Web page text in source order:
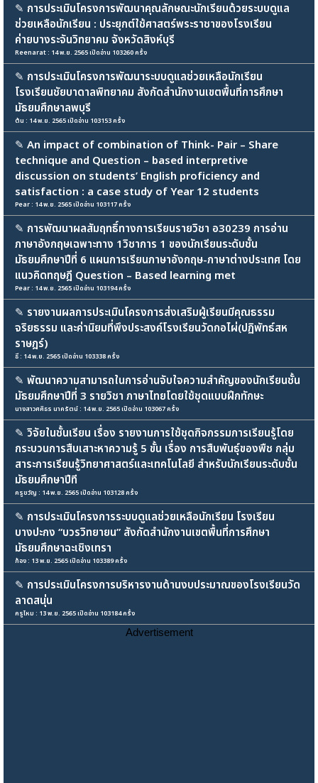
✎ การประเมินโครงการพัฒนาคุณลักษณะนักเรียนด้วยระบบดูแล
ช่วยเหลือนักเรียน : ประยุกต์ใช้ศาสตร์พระราชาของโรงเรียน
ค่ายบางระจันวิทยาคม จังหวัดสิงห์บุรี
Reenarat : 14 พ.ย. 2565 เปิดอ่าน 103260 ครั้ง
✎ การประเมินโครงการพัฒนาระบบดูแลช่วยเหลือนักเรียน
โรงเรียนชัยบาดาลพิทยาคม สังกัดสำนักงานเขตพื้นที่การศึกษา
มัธยมศึกษาลพบุรี
ต้น : 14 พ.ย. 2565 เปิดอ่าน 103153 ครั้ง
✎ An impact of combination of Think- Pair – Share
technique and Question – based interpretive
discussion on students’ English proficiency and
satisfaction : a case study of Year 12 students
Pear : 14 พ.ย. 2565 เปิดอ่าน 103117 ครั้ง
✎ การพัฒนาผลสัมฤทธิ์ทางการเรียนรายวิชา อ30239 การอ่าน
ภาษาอังกฤษเฉพาะทาง 1วิชาการ 1 ของนักเรียนระดับชั้น
มัธยมศึกษาปีที่ 6 แผนการเรียนภาษาอังกฤษ-ภาษาต่างประเทศ โดย
แนวคิดทฤษฎี Question – Based learning met
Pear : 14 พ.ย. 2565 เปิดอ่าน 103194 ครั้ง
✎ รายงานผลการประเมินโครงการส่งเสริมผู้เรียนมีคุณธรรม
จริยธรรม และค่านิยมที่พึงประสงค์โรงเรียนวัดกอไผ่(ปฏิพัทธ์สห
ราษฎร์)
ธี : 14 พ.ย. 2565 เปิดอ่าน 103338 ครั้ง
✎ พัฒนาความสามารถในการอ่านจับใจความสำคัญของนักเรียนชั้น
มัธยมศึกษาปีที่ 3 รายวิชา ภาษาไทยโดยใช้ชุดแบบฝึกทักษะ
นางสาวศศิธร นาครัตน์ : 14 พ.ย. 2565 เปิดอ่าน 103067 ครั้ง
✎ วิจัยในชั้นเรียน เรื่อง รายงานการใช้ชุดกิจกรรมการเรียนรู้โดย
กระบวนการสืบเสาะหาความรู้ 5 ขั้น เรื่อง การสืบพันธุ์ของพืช กลุ่ม
สาระการเรียนรู้วิทยาศาสตร์และเทคโนโลยี สำหรับนักเรียนระดับชั้น
มัธยมศึกษาปีที
ครูขวัญ : 14 พ.ย. 2565 เปิดอ่าน 103128 ครั้ง
✎ การประเมินโครงการระบบดูแลช่วยเหลือนักเรียน โรงเรียน
บางปะกง “บวรวิทยายน” สังกัดสำนักงานเขตพื้นที่การศึกษา
มัธยมศึกษาฉะเชิงเทรา
ก้อง : 13 พ.ย. 2565 เปิดอ่าน 103389 ครั้ง
✎ การประเมินโครงการบริหารงานด้านงบประมาณของโรงเรียนวัด
ลาดสนุ่น
ครูไหม : 13 พ.ย. 2565 เปิดอ่าน 103184 ครั้ง
Advertisement